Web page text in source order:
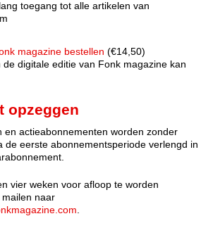
toegang tot alle artikelen van
magazine bestellen (€14,50)
de digitale editie van Fonk magazine kan
opzeggen
en actieabonnementen worden zonder
de eerste abonnementsperiode verlengd in
vier weken voor afloop te worden
naar